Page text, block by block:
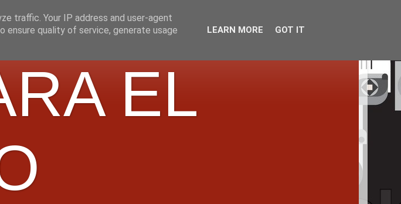
EL
traffic. Your IP address and user-agent
ensure quality of service, generate usage
LEARN MORE GOT IT